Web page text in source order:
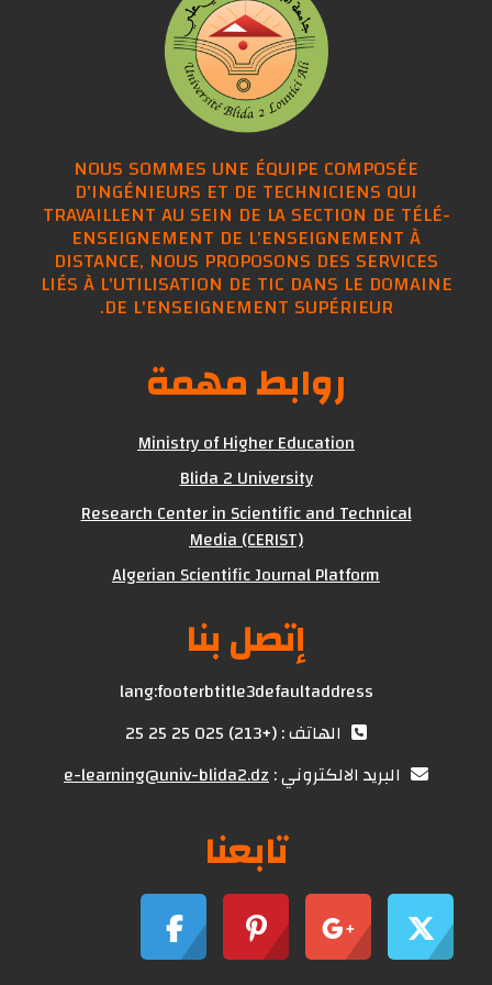
NOUS SOMMES UNE ÉQUIPE COMPOSÉE
D'INGÉNIEURS ET DE TECHNICIENS QUI
TRAVAILLENT AU SEIN DE LA SECTION DE TÉLÉ-
ENSEIGNEMENT DE L'ENSEIGNEMENT À
DISTANCE, NOUS PROPOSONS DES SERVICES
LIÉS À L'UTILISATION DE TIC DANS LE DOMAINE
DE L'ENSEIGNEMENT SUPÉRIEUR.
روابط مهمة
Ministry of Higher Education
Blida 2 University
Research Center in Scientific and Technical
Media (CERIST)
Algerian Scientific Journal Platform
إتصل بنا
lang:footerbtitle3defaultaddress
الهاتف : (+213) 025 25 25 25
البريد الالكتروني :e-learning@univ-blida2.dz
تابعنا